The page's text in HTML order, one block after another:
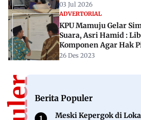
03 Jul 2026
ADVERTORIAL
KPU Mamuju Gelar
Suara, Asri Hamid :
Komponen Agar Hak
26 Des 2023
Berita Populer
Meski Kepergok di